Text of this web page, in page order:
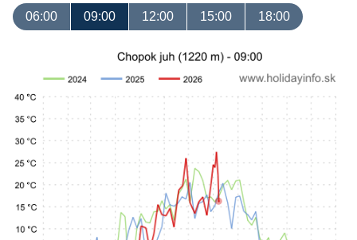
06:00 09:00 12:00 15:00 18:00